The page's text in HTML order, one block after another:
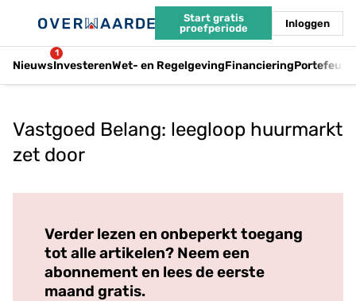
Start gratis
proefperiode
Inloggen
Nieuws
1
InvesterenWet- en RegelgevingFinanciering
Vastgoed Belang: leegloop huurmarkt
zet door
Verder lezen en onbeperkt toegang
tot alle artikelen? Neem een
abonnement en lees de eerste
maand gratis.